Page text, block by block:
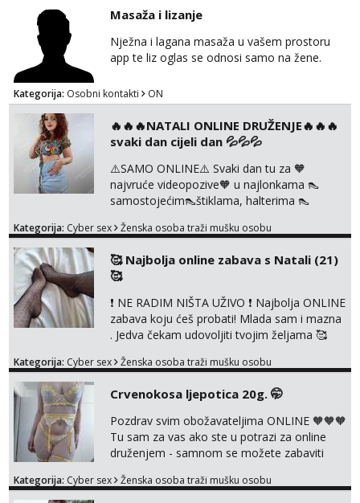
Masaža i lizanje
Nježna i lagana masaža u vašem prostoru
app te liz oglas se odnosi samo na žene.
Kategorija: Osobni kontakti ON
🔥🔥🔥NATALI ONLINE DRUŽENJE🔥🔥🔥
svaki dan cijeli dan 💦💦💦
⚠️SAMO ONLINE⚠️ Svaki dan tu za 🧡
najvruće videopozive🧡 u najlonkama 👠
samostojećim👠štiklama, halterima 👠
dogovoru 🧡 Dopisivanja hot chat🧡 o
🧡 Videa🧡 solo squirt, razne anal igračke,
vibratori, s PARTNEROM, S KOLEGICAMA
lizanje, striptiz, footfetiši itd 🔞 ❣️Radim već
jako dugo, imam iskustva i više načina pla...
Kategorija: Cyber sex Ženska osoba traži mušku osobu
🥰 Najbolja online zabava s Natali (21)
🥰
❗ NE RADIM NIŠTA UŽIVO ❗ Najbolja ONLINE
zabava koju ćeš probati! Mlada sam i mazna
. Jedva čekam udovoljiti tvojim željama 🥰
se dogovorimo kako ćemo se zabaviti.
foto i video materijal u kojem se sama
diram, s kolegicama, s dečkom, igračkama
itd. Radim dopisivanje o seksi temama koje
nas uzbuđuju 🤭 Čekam...
Kategorija: Cyber sex Ženska osoba traži mušku osobu
Crvenokosa ljepotica 20g. 🤭
Pozdrav svim obožavateljima ONLINE 🧡🧡🧡
Tu sam za vas ako ste u potrazi za online
druženjem - samnom se možete zabaviti
dovoljna radim i u paru i trojci s kolegicama,
Kategorija: Cyber sex Ženska osoba traži mušku osobu